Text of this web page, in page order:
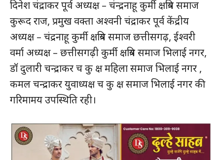
दिनेश चंद्राकर पूर्व अध्यक्ष – चंन्द्रनाहू कुर्मी क्षत्रिय समाज
कुरूद राज, प्रमुख वक्ता अश्वनी चंद्राकर पूर्व केंद्रीय
अध्यक्ष – चंद्रनाहू कुर्मी क्षत्रिय समाज छत्तीसगढ़, ईश्वरी
वर्मा अध्यक्ष – छत्तीसगढ़ी कुर्मी क्षत्रिय समाज भिलाई नगर,
डॉ दुलारी चन्द्राकर च कु क्ष महिला समाज भिलाई नगर ,
कमल चन्द्राकर युवाध्यक्ष च कु क्ष समाज भिलाई नगर की
गरिमामय उपस्थिति रही।